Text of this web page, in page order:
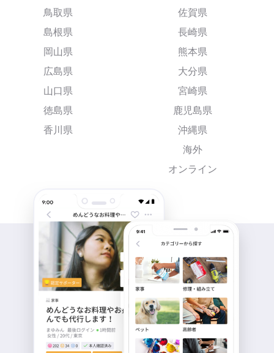
鳥取県
島根県
岡山県
広島県
山口県
徳島県
香川県
佐賀県
長崎県
熊本県
大分県
宮崎県
鹿児島県
沖縄県
海外
オンライン